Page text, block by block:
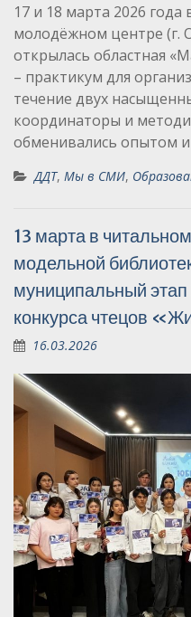
17 и 18 марта 2026
молодёжном центре (г.
открылась областная
– практикум для
течение двух
координаторы и
обменивались опытом
ДДТ, Мы в СМИ,
13 марта в
модельной
муниципальный этап
конкурса чтецов
16.03.2026